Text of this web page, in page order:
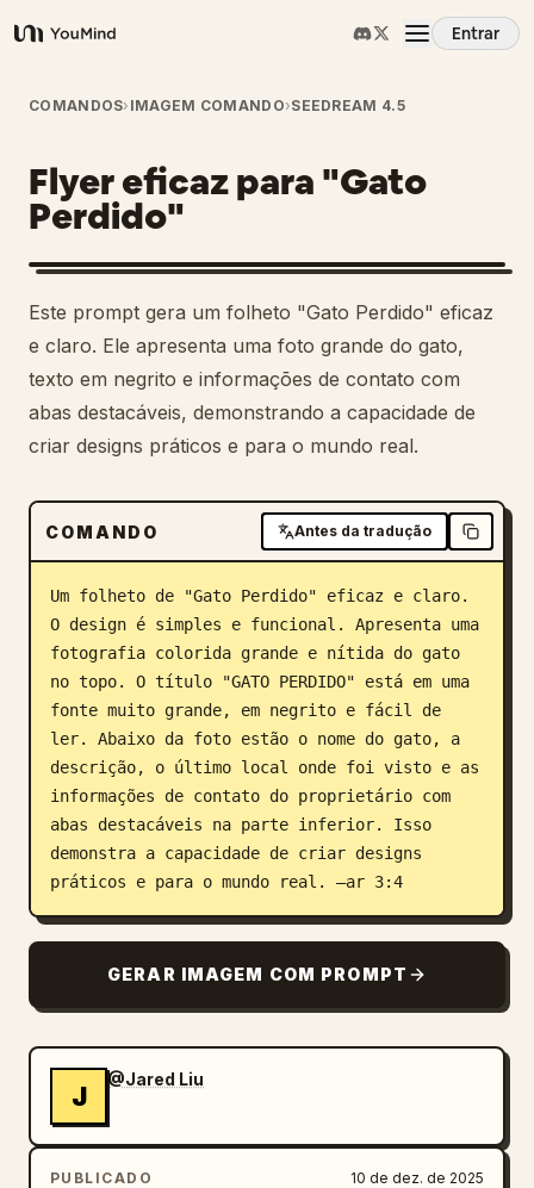
YouMind
Entrar
Visão Geral
Casos de Uso
Habilidades
Prompts
Preços
Blog
Atualizações
COMANDOS› IMAGEM COMANDO›SEEDREAM 4.5
Flyer eficaz para "Gato
Perdido"
Este prompt gera um folheto "Gato Perdido" eficaz
e claro. Ele apresenta uma foto grande do gato,
texto em negrito e informações de contato com
abas destacáveis, demonstrando a capacidade de
criar designs práticos e para o mundo real.
COMANDO Antes da tradução
Um folheto de "Gato Perdido" eficaz e claro.
O design é simples e funcional. Apresenta uma
fotografia colorida grande e nítida do gato
no topo. O título "GATO PERDIDO" está em uma
fonte muito grande, em negrito e fácil de
ler. Abaixo da foto estão o nome do gato, a
descrição, o último local onde foi visto e as
informações de contato do proprietário com
abas destacáveis na parte inferior. Isso
demonstra a capacidade de criar designs
práticos e para o mundo real. –ar 3:4
GERAR IMAGEM COM PROMPT
J
@Jared Liu
PUBLICADO 10 de dez. de 2025